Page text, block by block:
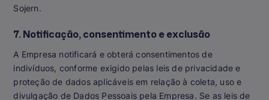
Sojern.
7. Notificação, consentimento e exclusão
A Empresa notificará e obterá consentimentos de
indivíduos, conforme exigido pelas leis de privacidade e
proteção de dados aplicáveis em relação à coleta, uso e
divulgação de Dados Pessoais pela Empresa. Se as leis de